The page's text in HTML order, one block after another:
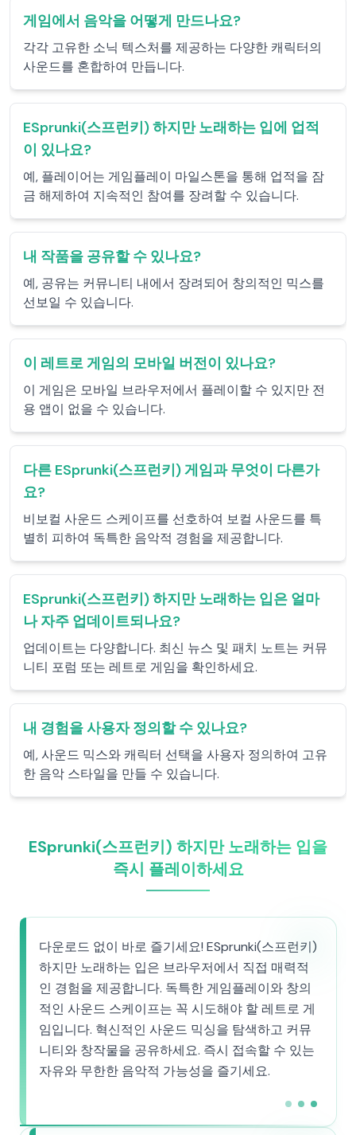
게임에서 음악을 어떻게 만드나요?
각각 고유한 소닉 텍스처를 제공하는 다양한 캐릭터의
사운드를 혼합하여 만듭니다.
ESprunki(스프런키) 하지만 노래하는 입에 업적
이 있나요?
예, 플레이어는 게임플레이 마일스톤을 통해 업적을 잠
금 해제하여 지속적인 참여를 장려할 수 있습니다.
내 작품을 공유할 수 있나요?
예, 공유는 커뮤니티 내에서 장려되어 창의적인 믹스를
선보일 수 있습니다.
이 레트로 게임의 모바일 버전이 있나요?
이 게임은 모바일 브라우저에서 플레이할 수 있지만 전
용 앱이 없을 수 있습니다.
다른 ESprunki(스프런키) 게임과 무엇이 다른가
요?
비보컬 사운드 스케이프를 선호하여 보컬 사운드를 특
별히 피하여 독특한 음악적 경험을 제공합니다.
ESprunki(스프런키) 하지만 노래하는 입은 얼마
나 자주 업데이트되나요?
업데이트는 다양합니다. 최신 뉴스 및 패치 노트는 커뮤
니티 포럼 또는 레트로 게임을 확인하세요.
내 경험을 사용자 정의할 수 있나요?
예, 사운드 믹스와 캐릭터 선택을 사용자 정의하여 고유
한 음악 스타일을 만들 수 있습니다.
ESprunki(스프런키) 하지만 노래하는 입을
즉시 플레이하세요
다운로드 없이 바로 즐기세요! ESprunki(스프런키)
하지만 노래하는 입은 브라우저에서 직접 매력적
인 경험을 제공합니다. 독특한 게임플레이와 창의
적인 사운드 스케이프는 꼭 시도해야 할 레트로 게
임입니다. 혁신적인 사운드 믹싱을 탐색하고 커뮤
니티와 창작물을 공유하세요. 즉시 접속할 수 있는
자유와 무한한 음악적 가능성을 즐기세요.